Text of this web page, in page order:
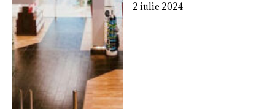
2 iulie 2024